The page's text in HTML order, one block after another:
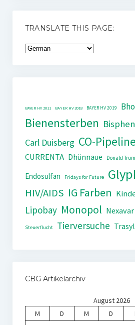
TRANSLATE THIS PAGE:
BAYER HV 2011 BAYER HV 2018 BAYER HV 2019
Bienensterben
Carl Duisberg CO-Pipeline
CURRENTA Dhünnaue Donald
Endosulfan
Fridays for Future
HIV/AIDS IG Farben
Lipobay Monopol Nexavar
Steuerflucht Tierversuche
CBG Artikelarchiv
August 2026
M
D M D